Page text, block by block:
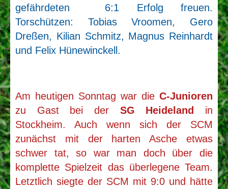
gefährdeten 6:1 Erfolg freuen.
Torschützen: Tobias Vroomen, Gero
Dreßen, Kilian Schmitz, Magnus Reinhardt
und Felix Hünewinckell.
Am heutigen Sonntag war die C-Junioren
zu Gast bei der SG Heideland in
Stockheim. Auch wenn sich der SCM
zunächst mit der harten Asche etwas
schwer tat, so war man doch über die
komplette Spielzeit das überlegene Team.
Letztlich siegte der SCM mit 9:0 und hätte